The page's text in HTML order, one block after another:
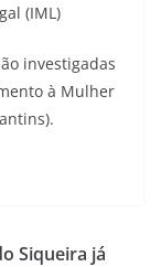
(IML)
investigadas
à Mulher
Siqueira já